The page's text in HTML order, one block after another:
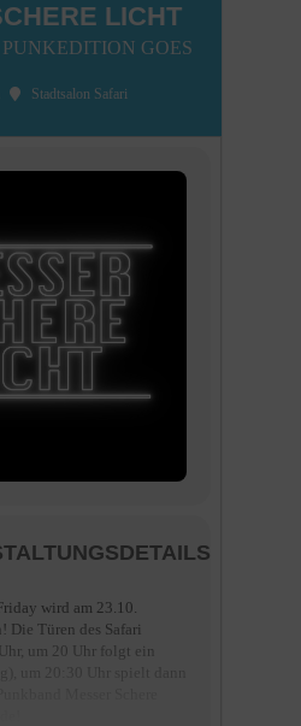
LICHT
GOES
Stadtsalon Safari
wird am 23.10.
Die Türen des Safari
um 20 Uhr folgt ein